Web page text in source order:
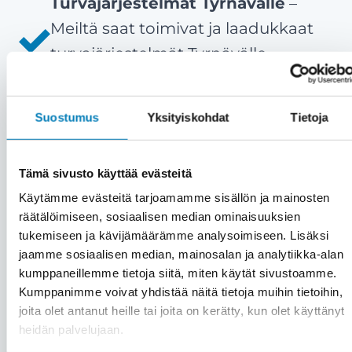
Suostumus Yksityiskohdat Tietoja
Tämä sivusto käyttää evästeitä
Käytämme evästeitä tarjoamamme sisällön ja mainosten
räätälöimiseen, sosiaalisen median ominaisuuksien
tukemiseen ja kävijämäärämme analysoimiseen. Lisäksi
jaamme sosiaalisen median, mainosalan ja analytiikka-alan
kumppaneillemme tietoja siitä, miten käytät sivustoamme.
Kumppanimme voivat yhdistää näitä tietoja muihin tietoihin,
joita olet antanut heille tai joita on kerätty, kun olet käyttänyt
heidän palvelujaan.
Meiltä saat toimivat ja laadukkaat
turvajärjestelmät Tyrnävälle
kaikki kaikessa– Meille asiakas on
vaan vain aitoon tarpeeseen.
Asiakastyytyväisyytemme on yli 90
%.
Kattavat palvelut saman katon
alta– Kiinteistön turvajärjestelmien
lisäksi saat meiltä kätevästi saman
katon alta muutkin huolto- ja